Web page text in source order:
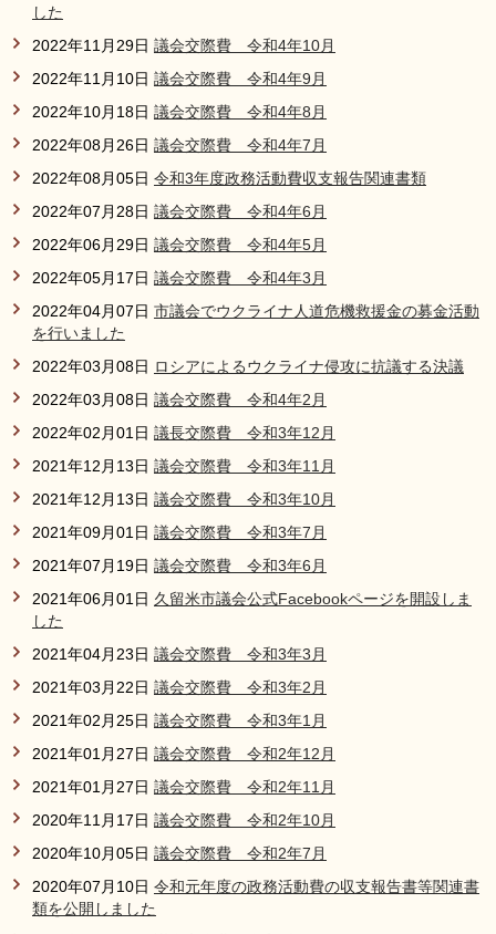
した
2022年11月29日 議会交際費 令和4年10月
2022年11月10日 議会交際費 令和4年9月
2022年10月18日 議会交際費 令和4年8月
2022年08月26日 議会交際費 令和4年7月
2022年08月05日 令和3年度政務活動費収支報告関連書類
2022年07月28日 議会交際費 令和4年6月
2022年06月29日 議会交際費 令和4年5月
2022年05月17日 議会交際費 令和4年3月
2022年04月07日 市議会でウクライナ人道危機救援金の募金活動
を行いました
2022年03月08日 ロシアによるウクライナ侵攻に抗議する決議
2022年03月08日 議会交際費 令和4年2月
2022年02月01日 議長交際費 令和3年12月
2021年12月13日 議会交際費 令和3年11月
2021年12月13日 議会交際費 令和3年10月
2021年09月01日 議会交際費 令和3年7月
2021年07月19日 議会交際費 令和3年6月
2021年06月01日 久留米市議会公式Facebookページを開設しま
した
2021年04月23日 議会交際費 令和3年3月
2021年03月22日 議会交際費 令和3年2月
2021年02月25日 議会交際費 令和3年1月
2021年01月27日 議会交際費 令和2年12月
2021年01月27日 議会交際費 令和2年11月
2020年11月17日 議会交際費 令和2年10月
2020年10月05日 議会交際費 令和2年7月
2020年07月10日 令和元年度の政務活動費の収支報告書等関連書
類を公開しました